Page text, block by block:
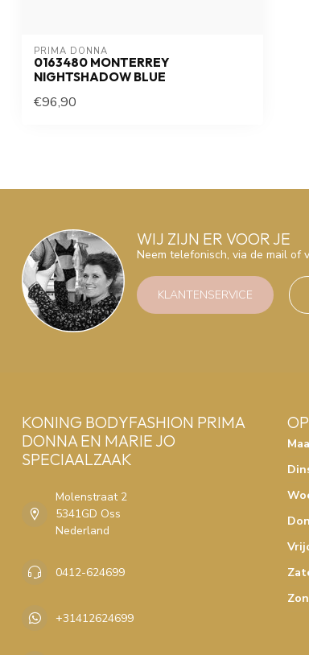
PRIMA DONNA
0163480 MONTERREY
NIGHTSHADOW BLUE
€96,90
WIJ ZIJN ER VOOR JE
Neem telefonisch, via de mail of
KLANTENSERVICE
KONING BODYFASHION PRIMA
DONNA EN MARIE JO
SPECIAALZAAK
Molenstraat 2
5341GD Oss
Nederland
0412-624699
+31412624699